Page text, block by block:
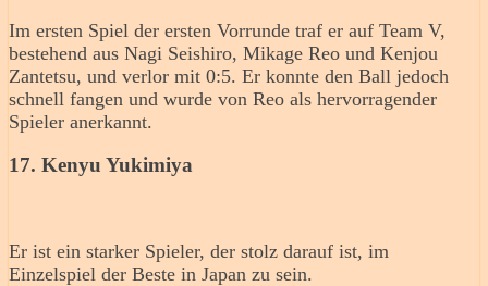
Im ersten Spiel der ersten Vorrunde traf er auf Team V,
bestehend aus Nagi Seishiro, Mikage Reo und Kenjou
Zantetsu, und verlor mit 0:5. Er konnte den Ball jedoch
schnell fangen und wurde von Reo als hervorragender
Spieler anerkannt.
17. Kenyu Yukimiya
Er ist ein starker Spieler, der stolz darauf ist, im
Einzelspiel der Beste in Japan zu sein.